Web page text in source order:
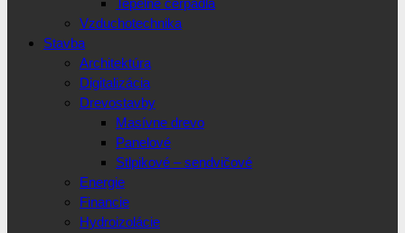
Tepelné čerpadlá
Vzduchotechnika
Stavba
Architektúra
Digitalizácia
Drevostavby
Masívne drevo
Panelové
Stlpikové – sendvičové
Energie
Financie
Hydroizolácie